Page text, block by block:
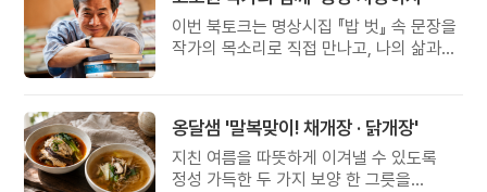
이번 북토크는 명상시집 『밥 벗』 속 문장을
작가의 목소리로 직접 만나고, 나의 삶과
옹달샘 '말복맞이! 채개장 · 닭개장'
지친 여름을 따뜻하게 이겨낼 수 있도록
정성 가득한 두 가지 보양 한 그릇을